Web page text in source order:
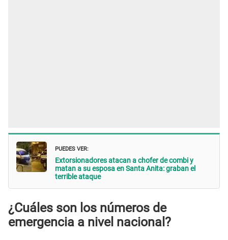
PUEDES VER:
Extorsionadores atacan a chofer de combi y
matan a su esposa en Santa Anita: graban el
terrible ataque
¿Cuáles son los números de
emergencia a nivel nacional?